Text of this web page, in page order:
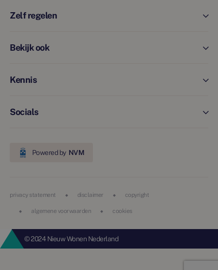
Zelf regelen
Bekijk ook
Kennis
Socials
Powered by NVM
privacy statement disclaimer copyright
algemene voorwaarden cookies
© 2024 Nieuw Wonen Nederland